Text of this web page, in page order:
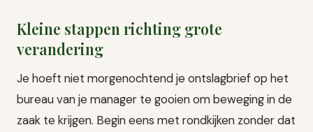
Kleine stappen richting grote
verandering
Je hoeft niet morgenochtend je ontslagbrief op het
bureau van je manager te gooien om beweging in de
zaak te krijgen. Begin eens met rondkijken zonder dat